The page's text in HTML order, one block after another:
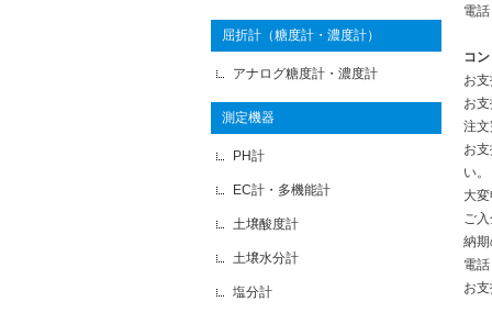
電
コ
お
お
注
お
い。
大
ご
納
電
お
屈折計（糖度計・濃度計）
アナログ糖度計・濃度計
測定機器
PH計
EC計・多機能計
土壌酸度計
土壌水分計
塩分計